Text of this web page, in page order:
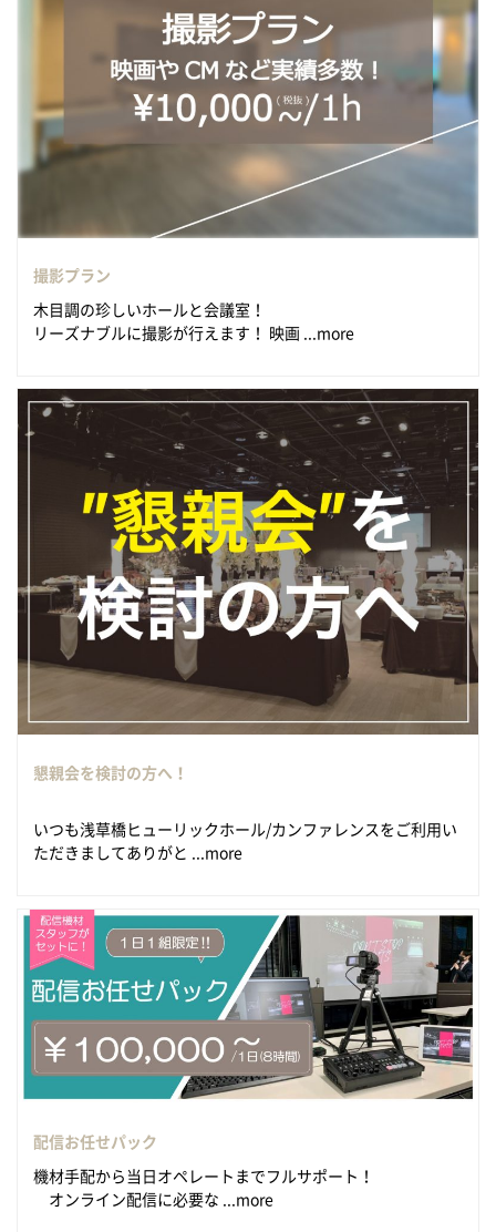
撮影プラン
木目調の珍しいホールと会議室！
リーズナブルに撮影が行えます！ 映画 ...more
懇親会を検討の方へ！
いつも浅草橋ヒューリックホール/カンファレンスをご利用い
ただきましてありがと ...more
配信お任せパック
機材手配から当日オペレートまでフルサポート！
オンライン配信に必要な ...more